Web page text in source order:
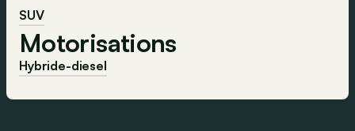
SUV
Motorisations
Hybride-diesel